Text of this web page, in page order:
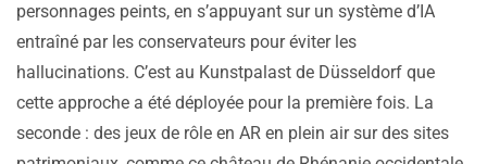
personnages peints, en s’appuyant sur un système d’IA
entraîné par les conservateurs pour éviter les
hallucinations. C’est au Kunstpalast de Düsseldorf que
cette approche a été déployée pour la première fois. La
seconde : des jeux de rôle en AR en plein air sur des sites